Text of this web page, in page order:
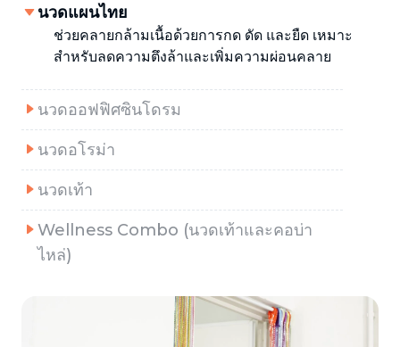
นวดแผนไทย
ช่วยคลายกล้ามเนื้อด้วยการกด ดัด และยืด เหมาะ
สำหรับลดความตึงล้าและเพิ่มความผ่อนคลาย
นวดออฟฟิศซินโดรม
นวดอโรม่า
นวดเท้า
Wellness Combo (นวดเท้าและคอบ่า
ไหล่)